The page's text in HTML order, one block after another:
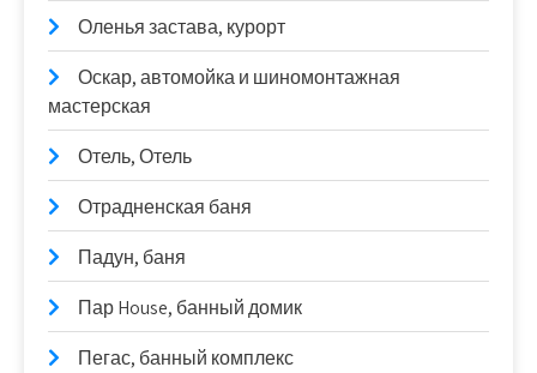
Оленья застава, курорт
Оскар, автомойка и шиномонтажная
мастерская
Отель, Отель
Отрадненская баня
Падун, баня
Пар House, банный домик
Пегас, банный комплекс